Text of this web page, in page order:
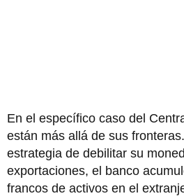
En el específico caso del
están más allá de sus
estrategia de debilitar su
exportaciones, el banco
francos de activos en el